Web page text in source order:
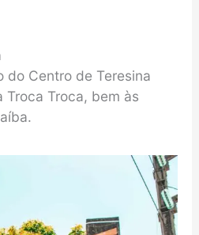
do Centro de Teresina
Troca, bem às